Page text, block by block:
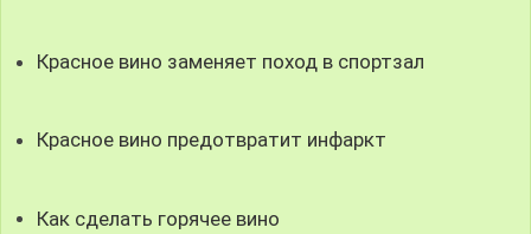
Красное вино заменяет поход в спортзал
Красное вино предотвратит инфаркт
Как сделать горячее вино